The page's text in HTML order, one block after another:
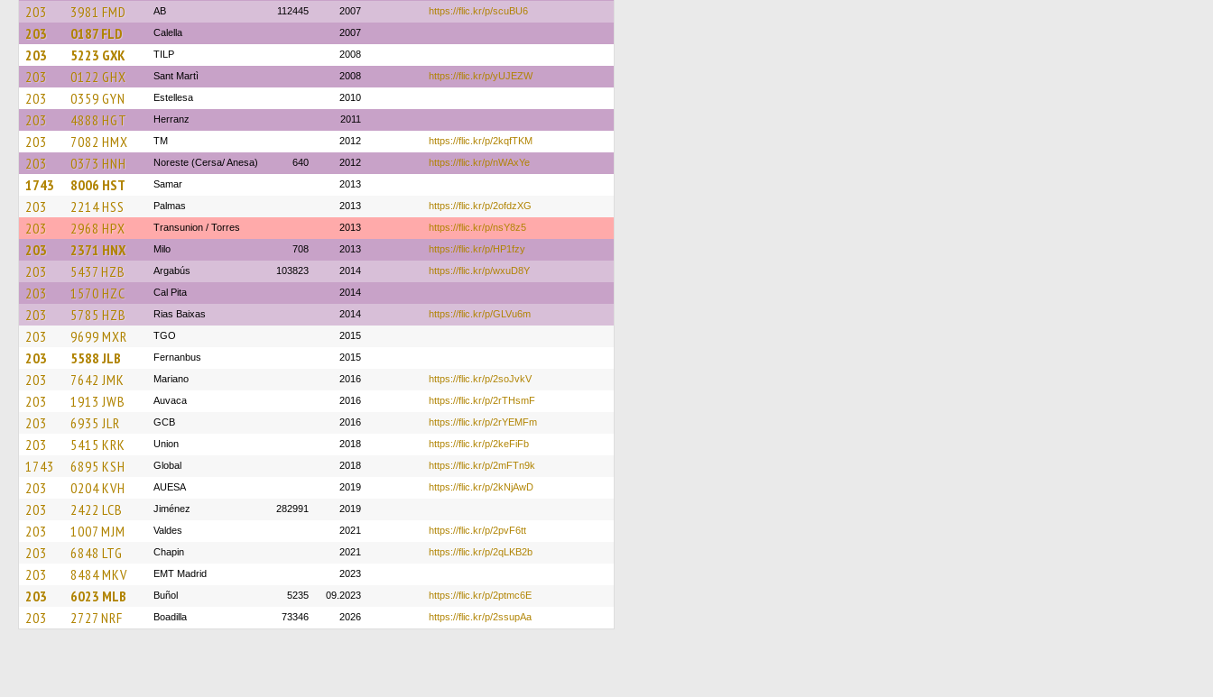
203 3981 FMD AB 112445 2007 https://flic.kr/p/scuBU6
203 0187 FLD Calella 2007
203 5223 GXK TILP 2008
203 0122 GHX Sant Martì 2008 https://flic.kr/p/yUJEZW
203 0359 GYN Estellesa 2010
203 4888 HGT Herranz 2011
203 7082 HMX TM 2012 https://flic.kr/p/2kqfTKM
203 0373 HNH Noreste (Cersa/ Anesa) 640 2012 https://flic.kr/p/nWAxYe
1743 8006 HST Samar 2013
203 2214 HSS Palmas 2013 https://flic.kr/p/2ofdzXG
203 2968 HPX Transunion / Torres 2013 https://flic.kr/p/nsY8z5
203 2371 HNX Milo 708 2013 https://flic.kr/p/HP1fzy
203 5437 HZB Argabús 103823 2014 https://flic.kr/p/wxuD8Y
203 1570 HZC Cal Pita 2014
203 5785 HZB Rias Baixas 2014 https://flic.kr/p/GLVu6m
203 9699 MXR TGO 2015
203 5588 JLB Fernanbus 2015
203 7642 JMK Mariano 2016 https://flic.kr/p/2soJvkV
203 1913 JWB Auvaca 2016 https://flic.kr/p/2rTHsmF
203 6935 JLR GCB 2016 https://flic.kr/p/2rYEMFm
203 5415 KRK Union 2018 https://flic.kr/p/2keFiFb
1743 6895 KSH Global 2018 https://flic.kr/p/2mFTn9k
203 0204 KVH AUESA 2019 https://flic.kr/p/2kNjAwD
203 2422 LCB Jiménez 282991 2019
203 1007 MJM Valdes 2021 https://flic.kr/p/2pvF6tt
203 6848 LTG Chapin 2021 https://flic.kr/p/2qLKB2b
203 8484 MKV EMT Madrid 2023
203 6023 MLB Buñol 5235 09.2023 https://flic.kr/p/2ptmc6E
203 2727 NRF Boadilla 73346 2026 https://flic.kr/p/2ssupAa